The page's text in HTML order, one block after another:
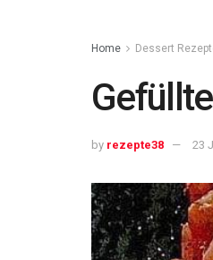
Home Dessert
by rezepte38 23